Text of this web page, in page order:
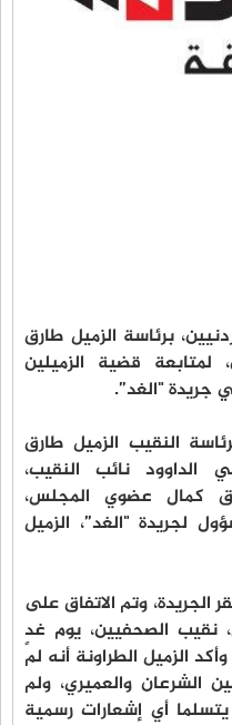
برئاسة الزميل طارق
لمتابعة قضية الزميلين
جريدة "الغد”.
النقيب الزميل طارق
الداوود نائب النقيب،
كمال عضوي المجلس،
لجريدة "الغد”، الزميل
الجريدة، وتم الاتفاق على
نقيب الصحفيين، يوم غدٍ
الزميل الطراونة أنه لم
الشرعان والعميري، ولم
أي إشعارات رسمية